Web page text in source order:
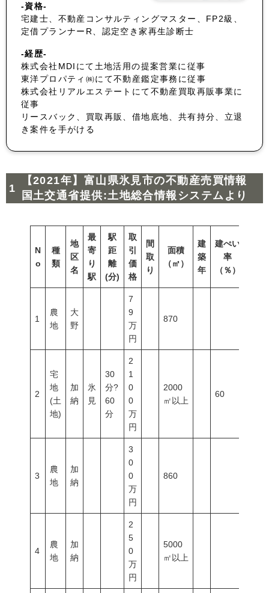
-資格-
宅建士、不動産コンサルティングマスター、FP2級、
定借プランナーR、認定空き家再生診断士
-経歴-
株式会社MDIにて土地活用の提案営業に従事
東洋プロパティ㈱にて不動産鑑定事務に従事
株式会社リアルエステートにて不動産買取再販事業に
従事
リースバック、買取再販、借地底地、共有持分、立退
き案件を手がける
【2021年】富山県氷見市の不動産売買情報
国土交通省提供:土地総合情報システムより
N
o
種
類
地
区
名
最
寄
り
駅
駅
距
離
(分)
取
引
価
格
間
取
り
面積
（㎡）
建
築
年
建ぺい
率
（％）
1
農
地
大
野
7
9
万
円
870
2
宅
地
(土
地)
加
納
氷
見
30
分?
60
分
2
1
0
0
万
円
2000
㎡以上
60
3
農
地
加
納
3
0
0
万
円
860
4
農
地
加
納
2
5
0
万
円
5000
㎡以上